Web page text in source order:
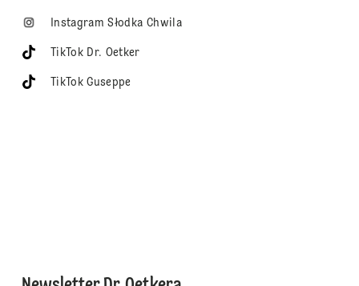
Instagram Słodka Chwila
TikTok Dr. Oetker
TikTok Guseppe